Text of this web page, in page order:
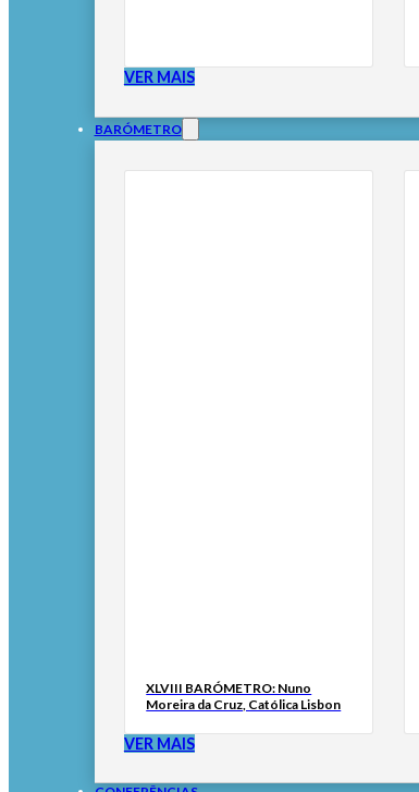
VER MAIS
BARÓMETRO
XLVIII BARÓMETRO: Nuno
Moreira da Cruz, Católica Lisbon
VER MAIS